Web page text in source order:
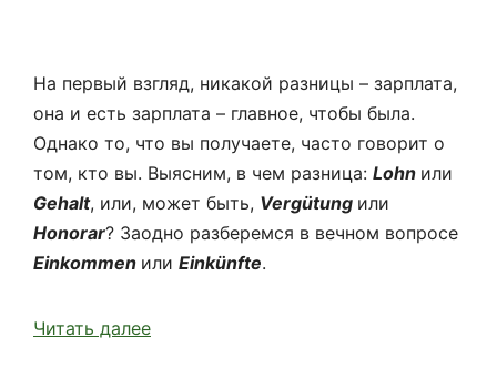
На первый взгляд, никакой разницы – зарплата,
она и есть зарплата – главное, чтобы была.
Однако то, что вы получаете, часто говорит о
том, кто вы. Выясним, в чем разница: Lohn или
Gehalt, или, может быть, Vergütung или
Honorar? Заодно разберемся в вечном вопросе
Einkommen или Einkünfte.
Читать далее